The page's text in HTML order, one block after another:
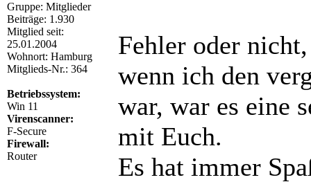
Gruppe: Mitglieder
Beiträge: 1.930
Mitglied seit:
25.01.2004
Wohnort: Hamburg
Mitglieds-Nr.: 364
Betriebssystem:
Win 11
Virenscanner:
F-Secure
Firewall:
Router
Fehler oder
wenn ich den
war, war es eine
mit Euch.
Es hat immer